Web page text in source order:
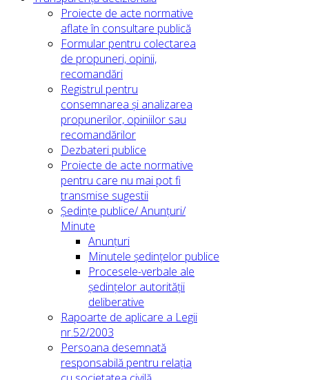
Proiecte de acte normative
aflate în consultare publică
Formular pentru colectarea
de propuneri, opinii,
recomandări
Registrul pentru
consemnarea și analizarea
propunerilor, opiniilor sau
recomandărilor
Dezbateri publice
Proiecte de acte normative
pentru care nu mai pot fi
transmise sugestii
Ședințe publice/ Anunțuri/
Minute
Anunțuri
Minutele ședințelor publice
Procesele-verbale ale
ședințelor autorității
deliberative
Rapoarte de aplicare a Legii
nr.52/2003
Persoana desemnată
responsabilă pentru relația